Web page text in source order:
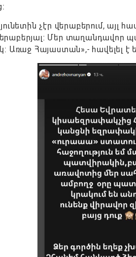
չէր վերաբերում, այլ
Մեր տաղանդավոր
Հայաստան»,- հավելել է